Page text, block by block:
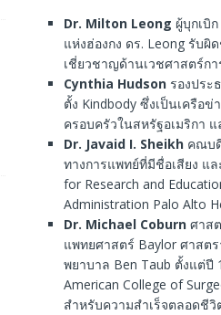
Dr. Milton Leong ผู้บุกเบิ
แห่งฮ่องกง ดร. Leong รับผิ
เชี่ยวชาญด้านเวชศาสตร์ก
Cynthia Hudsonรองประ
ตั้ง Kindbody ซึ่งเป็นเครือ
ครอบครัวในสหรัฐอเมริกา
Dr. Javaid I. Sheikhคณบดี
ทางการแพทย์ที่มีชื่อเสียง แ
for Research and
Administration Palo Alto
Dr. Michael Coburnศาสต
แพทยศาสตร์ Baylor ศาสต
พยาบาล Ben Taub ตั้งแต่ปี
American College of
สำหรับความสำเร็จตลอดชี